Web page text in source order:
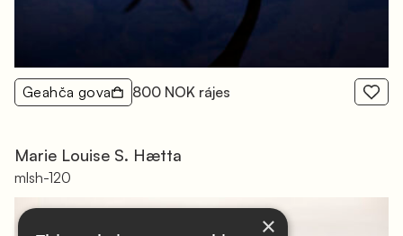
Geahča gova 800 NOK rájes
Marie Louise S. Hætta
mlsh-120
×